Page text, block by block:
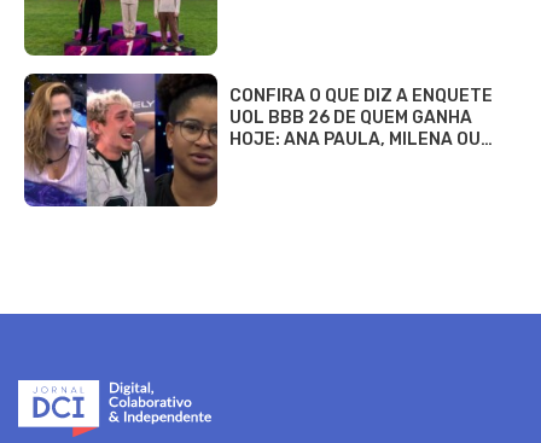
CONFIRA O QUE DIZ A ENQUETE
UOL BBB 26 DE QUEM GANHA
HOJE: ANA PAULA, MILENA OU…